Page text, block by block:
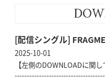
[配信シングル]
2025-10-01
【左側のDOWNLOADに関し